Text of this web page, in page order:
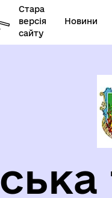
Стара
версія
сайту
Новини